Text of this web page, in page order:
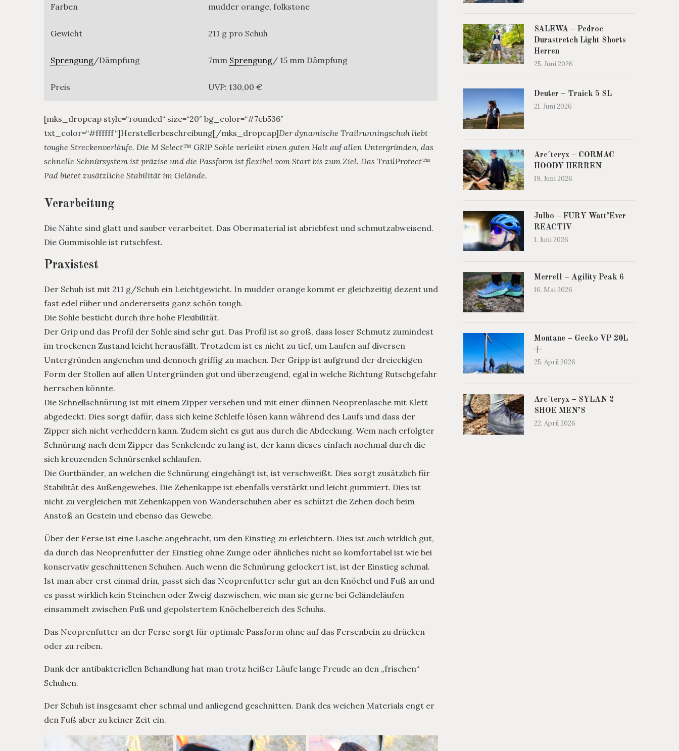
Farben mudder orange, folkstone
Gewicht 211 g pro Schuh
Sprengung/Dämpfung 7mm Sprengung/ 15 mm Dämpfung
Preis UVP: 130,00 €
[mks_dropcap style=“rounded“ size=“20″ bg_color=“#7eb536″
txt_color=“#ffffff“]Herstellerbeschreibung[/mks_dropcap]Der dynamische Trailrunningschuh liebt
toughe Streckenverläufe. Die M Select™ GRIP Sohle verleiht einen guten Halt auf allen Untergründen, das
schnelle Schnürsystem ist präzise und die Passform ist flexibel vom Start bis zum Ziel. Das TrailProtect™
Pad bietet zusätzliche Stabilität im Gelände.
Verarbeitung
Die Nähte sind glatt und sauber verarbeitet. Das Obermaterial ist abriebfest und schmutzabweisend.
Die Gummisohle ist rutschfest.
Praxistest
Der Schuh ist mit 211 g/Schuh ein Leichtgewicht. In mudder orange kommt er gleichzeitig dezent und
fast edel rüber und andererseits ganz schön tough.
Die Sohle besticht durch ihre hohe Flexibilität.
Der Grip und das Profil der Sohle sind sehr gut. Das Profil ist so groß, dass loser Schmutz zumindest
im trockenen Zustand leicht herausfällt. Trotzdem ist es nicht zu tief, um Laufen auf diversen
Untergründen angenehm und dennoch griffig zu machen. Der Gripp ist aufgrund der dreieckigen
Form der Stollen auf allen Untergründen gut und überzeugend, egal in welche Richtung Rutschgefahr
herrschen könnte.
Die Schnellschnürung ist mit einem Zipper versehen und mit einer dünnen Neoprenlasche mit Klett
abgedeckt. Dies sorgt dafür, dass sich keine Schleife lösen kann während des Laufs und dass der
Zipper sich nicht verheddern kann. Zudem sieht es gut aus durch die Abdeckung. Wem nach erfolgter
Schnürung nach dem Zipper das Senkelende zu lang ist, der kann dieses einfach nochmal durch die
sich kreuzenden Schnürsenkel schlaufen.
Die Gurtbänder, an welchen die Schnürung eingehängt ist, ist verschweißt. Dies sorgt zusätzlich für
Stabilität des Außengewebes. Die Zehenkappe ist ebenfalls verstärkt und leicht gummiert. Dies ist
nicht zu vergleichen mit Zehenkappen von Wanderschuhen aber es schützt die Zehen doch beim
Anstoß an Gestein und ebenso das Gewebe.
Über der Ferse ist eine Lasche angebracht, um den Einstieg zu erleichtern. Dies ist auch wirklich gut,
da durch das Neoprenfutter der Einstieg ohne Zunge oder ähnliches nicht so komfortabel ist wie bei
konservativ geschnittenen Schuhen. Auch wenn die Schnürung gelockert ist, ist der Einstieg schmal.
Ist man aber erst einmal drin, passt sich das Neoprenfutter sehr gut an den Knöchel und Fuß an und
es passt wirklich kein Steinchen oder Zweig dazwischen, wie man sie gerne bei Geländeläufen
einsammelt zwischen Fuß und gepolstertem Knöchelbereich des Schuhs.
Das Neoprenfutter an der Ferse sorgt für optimale Passform ohne auf das Fersenbein zu drücken
oder zu reiben.
Dank der antibakteriellen Behandlung hat man trotz heißer Läufe lange Freude an den „frischen“
Schuhen.
Der Schuh ist insgesamt eher schmal und anliegend geschnitten. Dank des weichen Materials engt er
den Fuß aber zu keiner Zeit ein.
SALEWA – Pedroc
Durastretch Light Shorts
Herren
25. Juni 2026
Deuter – Traick 5 SL
21. Juni 2026
Arc´teryx – CORMAC
HOODY HERREN
19. Juni 2026
Julbo – FURY Watt’Ever
REACTIV
1. Juni 2026
Merrell – Agility Peak 6
16. Mai 2026
Montane – Gecko VP 20L
+
25. April 2026
Arc´teryx – SYLAN 2
SHOE MEN’S
22. April 2026